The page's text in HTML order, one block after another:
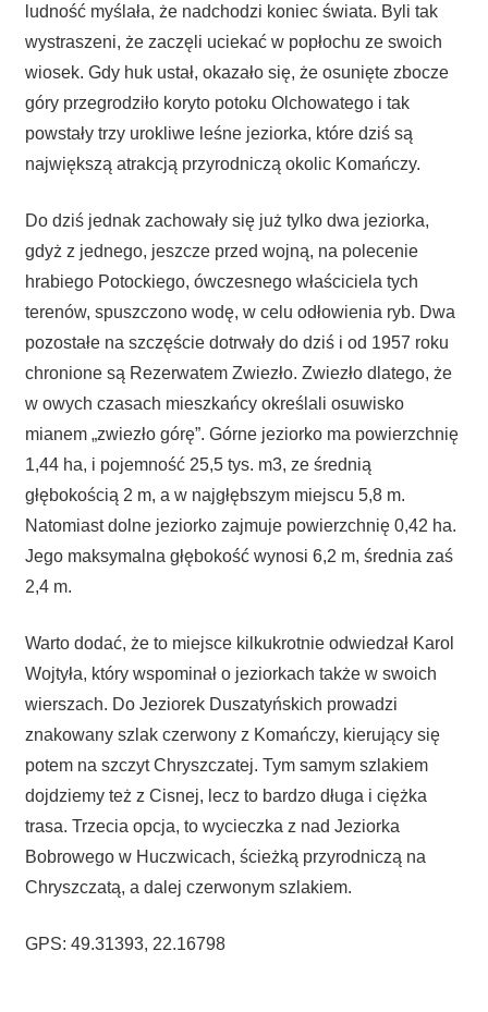
ludność myślała, że nadchodzi koniec świata. Byli tak
wystraszeni, że zaczęli uciekać w popłochu ze swoich
wiosek. Gdy huk ustał, okazało się, że osunięte zbocze
góry przegrodziło koryto potoku Olchowatego i tak
powstały trzy urokliwe leśne jeziorka, które dziś są
największą atrakcją przyrodniczą okolic Komańczy.
Do dziś jednak zachowały się już tylko dwa jeziorka,
gdyż z jednego, jeszcze przed wojną, na polecenie
hrabiego Potockiego, ówczesnego właściciela tych
terenów, spuszczono wodę, w celu odłowienia ryb. Dwa
pozostałe na szczęście dotrwały do dziś i od 1957 roku
chronione są Rezerwatem Zwiezło. Zwiezło dlatego, że
w owych czasach mieszkańcy określali osuwisko
mianem „zwiezło górę”. Górne jeziorko ma powierzchnię
1,44 ha, i pojemność 25,5 tys. m3, ze średnią
głębokością 2 m, a w najgłębszym miejscu 5,8 m.
Natomiast dolne jeziorko zajmuje powierzchnię 0,42 ha.
Jego maksymalna głębokość wynosi 6,2 m, średnia zaś
2,4 m.
Warto dodać, że to miejsce kilkukrotnie odwiedzał Karol
Wojtyła, który wspominał o jeziorkach także w swoich
wierszach. Do Jeziorek Duszatyńskich prowadzi
znakowany szlak czerwony z Komańczy, kierujący się
potem na szczyt Chryszczatej. Tym samym szlakiem
dojdziemy też z Cisnej, lecz to bardzo długa i ciężka
trasa. Trzecia opcja, to wycieczka z nad Jeziorka
Bobrowego w Huczwicach, ścieżką przyrodniczą na
Chryszczatą, a dalej czerwonym szlakiem.
GPS: 49.31393, 22.16798